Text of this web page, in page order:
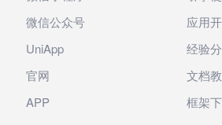
微信公众号
UniApp
官网
APP
应用
经验
文档
框架